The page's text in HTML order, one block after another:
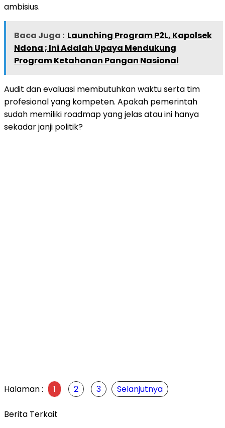
ambisius.
Baca Juga : Launching Program P2L, Kapolsek
Ndona ; Ini Adalah Upaya Mendukung
Program Ketahanan Pangan Nasional
Audit dan evaluasi membutuhkan waktu serta tim
profesional yang kompeten. Apakah pemerintah
sudah memiliki roadmap yang jelas atau ini hanya
sekadar janji politik?
Halaman : 1 2 3 Selanjutnya
Berita Terkait